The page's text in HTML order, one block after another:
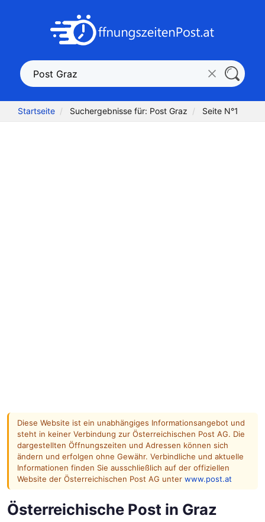
Startseite Suchergebnisse für: Post Graz Seite N°1
Diese Website ist ein unabhängiges Informationsangebot und
steht in keiner Verbindung zur Österreichischen Post AG. Die
dargestellten Öffnungszeiten und Adressen können sich
ändern und erfolgen ohne Gewähr. Verbindliche und aktuelle
Informationen finden Sie ausschließlich auf der offiziellen
Website der Österreichischen Post AG unter www.post.at
Österreichische Post in Graz